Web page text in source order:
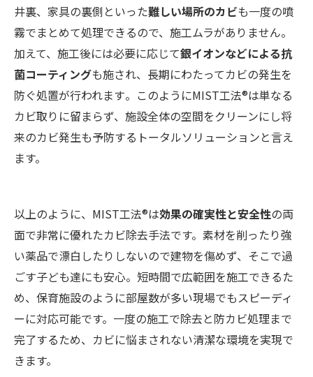
井裏、家具の裏側といった難しい場所のカビも一度の噴
霧でまとめて処理できるので、施工ムラがありません​。
加えて、施工後には必要に応じて銀イオンなどによる抗
菌コーティングも施され、長期にわたってカビの発生を
防ぐ処置が行われます​。このようにMIST工法®は単なる
カビ取りに留まらず、施設全体の空間をクリーンにし将
来のカビ発生も予防するトータルソリューションと言え
ます。
以上のように、MIST工法®は効果の確実性と安全性の両
面で非常に優れたカビ除去手法です。素材を削ったり強
い薬品で漂白したりしないので建物を傷めず、そこで過
ごす子ども達にも安心。短時間で広範囲を施工できるた
め、保育施設のように部屋数が多い現場でもスピーディ
ーに対応可能です。一度の施工で除去と防カビ処理まで
完了するため、カビに悩まされない清潔な環境を実現で
きます。